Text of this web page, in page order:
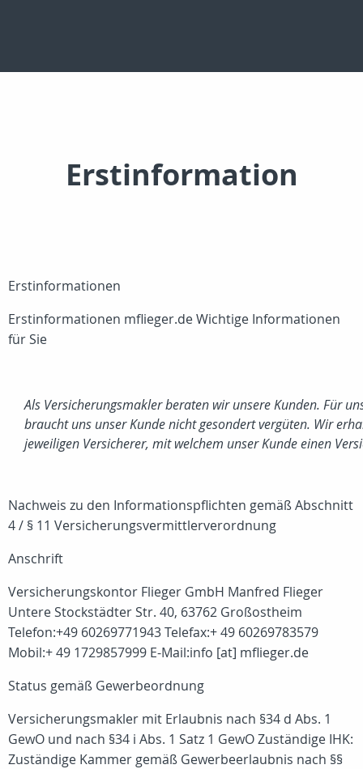
Erstinformation
Erstinformationen
Erstinformationen mflieger.de Wichtige Informationen
für Sie
Als Versicherungsmakler beraten wir unsere Kunden. Für
braucht uns unser Kunde nicht gesondert vergüten. Wir
jeweiligen Versicherer, mit welchem unser Kunde einen
Nachweis zu den Informationspflichten gemäß Abschnitt
4 / § 11 Versicherungsvermittlerverordnung
Anschrift
Versicherungskontor Flieger GmbH Manfred Flieger
Untere Stockstädter Str. 40, 63762 Großostheim
Telefon:+49 60269771943 Telefax:+ 49 60269783579
Mobil:+ 49 1729857999 E-Mail:info [at] mflieger.de
Status gemäß Gewerbeordnung
Versicherungsmakler mit Erlaubnis nach §34 d Abs. 1
GewO und nach §34 i Abs. 1 Satz 1 GewO Zuständige IHK:
Zuständige Kammer gemäß Gewerbeerlaubnis nach §§